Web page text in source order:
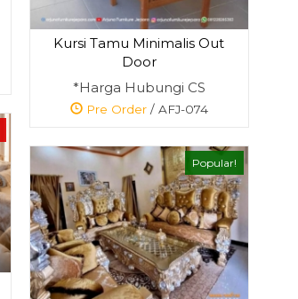
Kursi Tamu Minimalis Out
Door
*Harga Hubungi CS
Pre Order/ AFJ-074
Popular!